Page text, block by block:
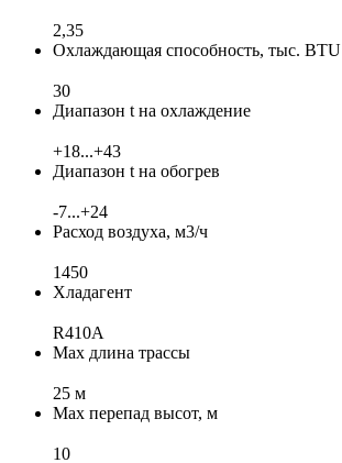
2,35
Охлаждающая способность, тыс. BTU
30
Диапазон t на охлаждение
+18...+43
Диапазон t на обогрев
-7...+24
Расход воздуха, м3/ч
1450
Хладагент
R410A
Max длина трассы
25 м
Max перепад высот, м
10